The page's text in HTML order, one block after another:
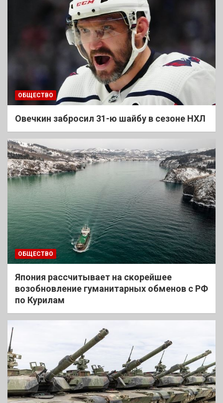
ОБЩЕСТВО
Овечкин забросил 31-ю шайбу в сезоне НХЛ
ОБЩЕСТВО
Япония рассчитывает на скорейшее
возобновление гуманитарных обменов с РФ
по Курилам